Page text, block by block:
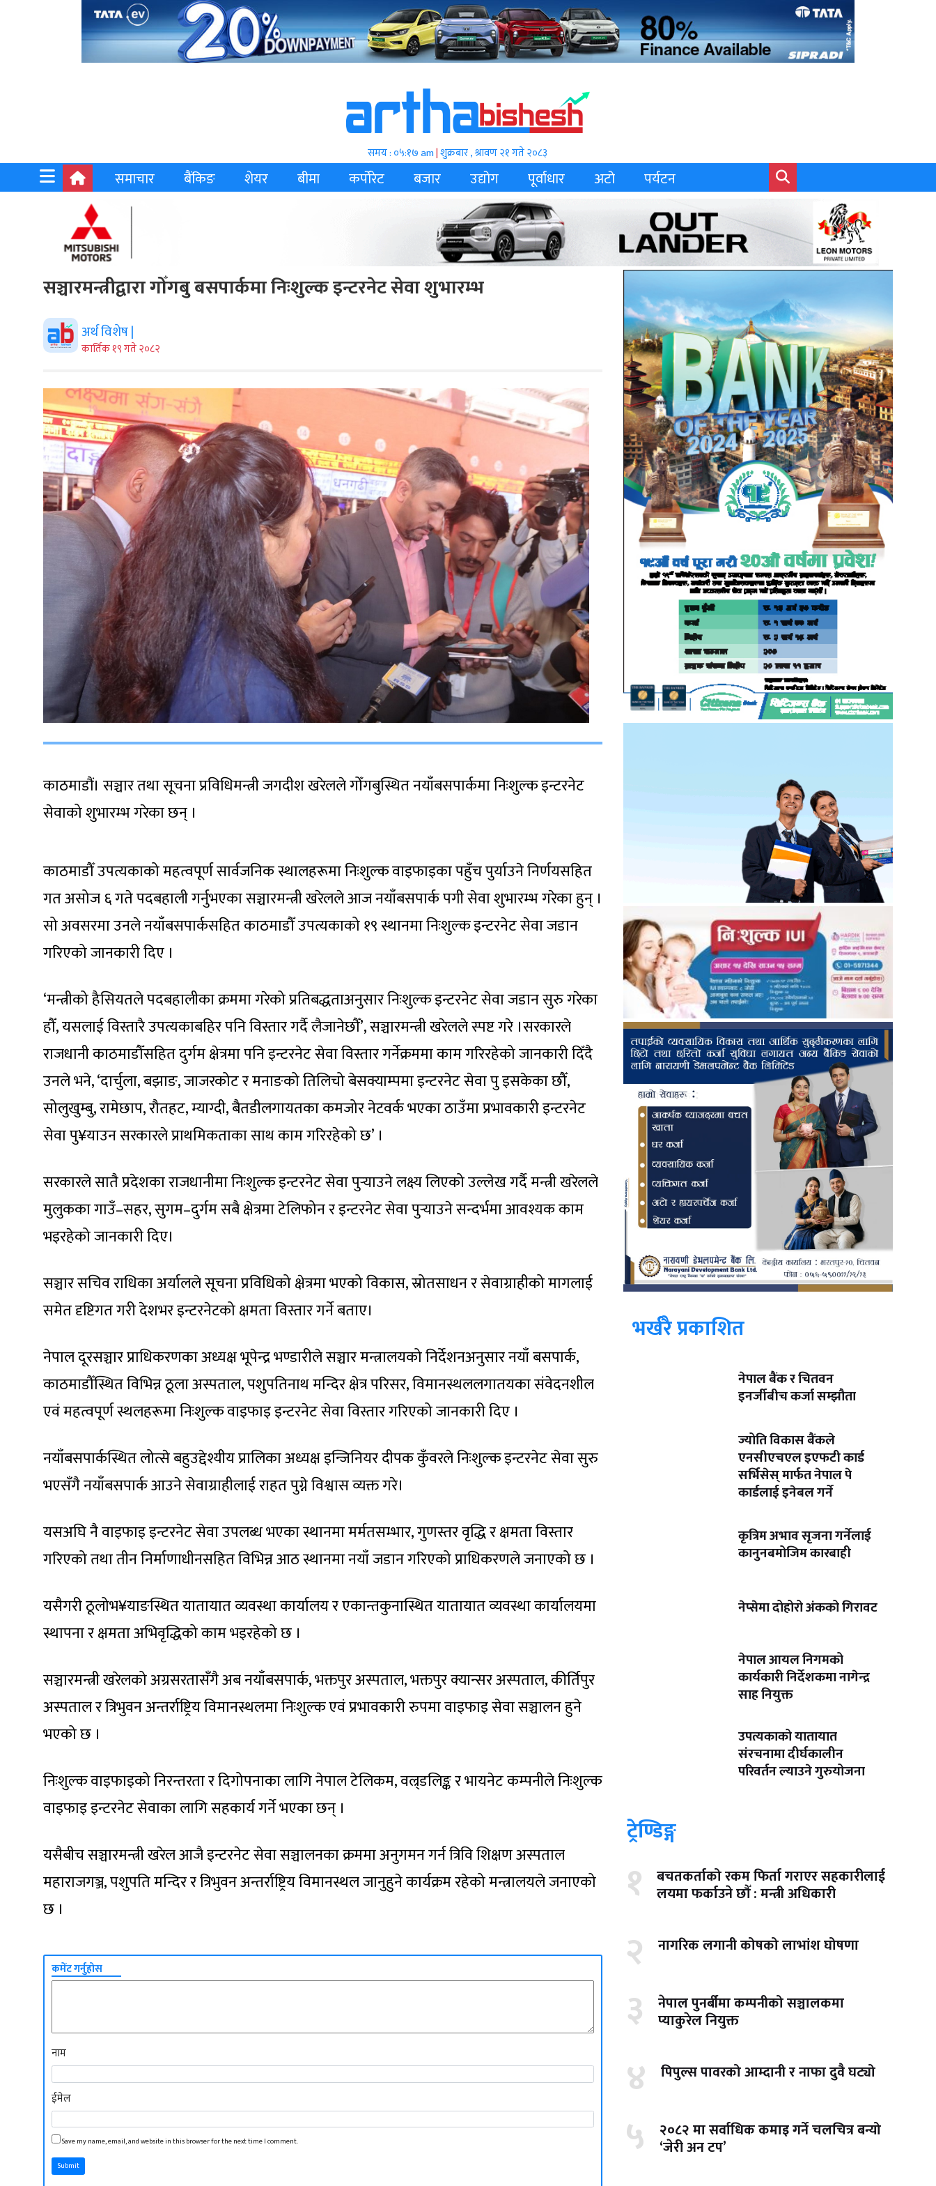
समय : ०५:१७ am|शुक्रबार , श्रावण २१ गते २०८३
समाचार बैंकिङ शेयर बीमा कर्पोरेट बजार उद्योग पूर्वाधार अटो पर्यटन
सञ्चारमन्त्रीद्वारा गोँगबु बसपार्कमा निःशुल्क इन्टरनेट सेवा शुभारम्भ
अर्थ विशेष |
कार्तिक १९ गते २०८२
काठमाडौं। सञ्चार तथा सूचना प्रविधिमन्त्री जगदीश खरेलले गोँगबुस्थित नयाँबसपार्कमा निःशुल्क इन्टरनेट
सेवाको शुभारम्भ गरेका छन् ।
काठमाडौँ उपत्यकाको महत्वपूर्ण सार्वजनिक स्थालहरूमा निःशुल्क वाइफाइका पहुँच पुर्याउने निर्णयसहित
गत असोज ६ गते पदबहाली गर्नुभएका सञ्चारमन्त्री खरेलले आज नयाँबसपार्क पगी सेवा शुभारम्भ गरेका हुन् ।
सो अवसरमा उनले नयाँबसपार्कसहित काठमाडौँ उपत्यकाको १९ स्थानमा निःशुल्क इन्टरनेट सेवा जडान
गरिएको जानकारी दिए ।
‘मन्त्रीको हैसियतले पदबहालीका क्रममा गरेको प्रतिबद्धताअनुसार निःशुल्क इन्टरनेट सेवा जडान सुरु गरेका
हौँ, यसलाई विस्तारै उपत्यकाबहिर पनि विस्तार गर्दै लैजानेछौँ’, सञ्चारमन्त्री खरेलले स्पष्ट गरे ।सरकारले
राजधानी काठमाडौँसहित दुर्गम क्षेत्रमा पनि इन्टरनेट सेवा विस्तार गर्नेक्रममा काम गरिरहेको जानकारी दिँदै
उनले भने, ‘दार्चुला, बझाङ, जाजरकोट र मनाङको तिलिचो बेसक्याम्पमा इन्टरनेट सेवा पु इसकेका छौँ,
सोलुखुम्बु, रामेछाप, रौतहट, म्याग्दी, बैतडीलगायतका कमजोर नेटवर्क भएका ठाउँमा प्रभावकारी इन्टरनेट
सेवा पु¥याउन सरकारले प्राथमिकताका साथ काम गरिरहेको छ’ ।
सरकारले सातै प्रदेशका राजधानीमा निःशुल्क इन्टरनेट सेवा पुर्‍याउने लक्ष्य लिएको उल्लेख गर्दै मन्त्री खरेलले
मुलुकका गाउँ–सहर, सुगम–दुर्गम सबै क्षेत्रमा टेलिफोन र इन्टरनेट सेवा पुर्‍याउने सन्दर्भमा आवश्यक काम
भइरहेको जानकारी दिए।
सञ्चार सचिव राधिका अर्यालले सूचना प्रविधिको क्षेत्रमा भएको विकास, स्रोतसाधन र सेवाग्राहीको मागलाई
समेत दृष्टिगत गरी देशभर इन्टरनेटको क्षमता विस्तार गर्ने बताए।
नेपाल दूरसञ्चार प्राधिकरणका अध्यक्ष भूपेन्द्र भण्डारीले सञ्चार मन्त्रालयको निर्देशनअनुसार नयाँ बसपार्क,
काठमाडौँस्थित विभिन्न ठूला अस्पताल, पशुपतिनाथ मन्दिर क्षेत्र परिसर, विमानस्थललगातयका संवेदनशील
एवं महत्वपूर्ण स्थलहरूमा निःशुल्क वाइफाइ इन्टरनेट सेवा विस्तार गरिएको जानकारी दिए ।
नयाँबसपार्कस्थित लोत्से बहुउद्देश्यीय प्रालिका अध्यक्ष इन्जिनियर दीपक कुँवरले निःशुल्क इन्टरनेट सेवा सुरु
भएसँगै नयाँबसपार्क आउने सेवाग्राहीलाई राहत पुग्ने विश्वास व्यक्त गरे।
यसअघि नै वाइफाइ इन्टरनेट सेवा उपलब्ध भएका स्थानमा मर्मतसम्भार, गुणस्तर वृद्धि र क्षमता विस्तार
गरिएको तथा तीन निर्माणाधीनसहित विभिन्न आठ स्थानमा नयाँ जडान गरिएको प्राधिकरणले जनाएको छ ।
यसैगरी ठूलोभ¥याङस्थित यातायात व्यवस्था कार्यालय र एकान्तकुनास्थित यातायात व्यवस्था कार्यालयमा
स्थापना र क्षमता अभिवृद्धिको काम भइरहेको छ ।
सञ्चारमन्त्री खरेलको अग्रसरतासँगै अब नयाँबसपार्क, भक्तपुर अस्पताल, भक्तपुर क्यान्सर अस्पताल, कीर्तिपुर
अस्पताल र त्रिभुवन अन्तर्राष्ट्रिय विमानस्थलमा निःशुल्क एवं प्रभावकारी रुपमा वाइफाइ सेवा सञ्चालन हुने
भएको छ ।
निःशुल्क वाइफाइको निरन्तरता र दिगोपनाका लागि नेपाल टेलिकम, वल्र्डलिङ्क र भायनेट कम्पनीले निःशुल्क
वाइफाइ इन्टरनेट सेवाका लागि सहकार्य गर्ने भएका छन् ।
यसैबीच सञ्चारमन्त्री खरेल आजै इन्टरनेट सेवा सञ्चालनका क्रममा अनुगमन गर्न त्रिवि शिक्षण अस्पताल
महाराजगञ्ज, पशुपति मन्दिर र त्रिभुवन अन्तर्राष्ट्रिय विमानस्थल जानुहुने कार्यक्रम रहेको मन्त्रालयले जनाएको
छ ।
कमेंट गर्नुहोस
नाम
ईमेल
Save my name, email, and website in this browser for the next time I comment.
Submit
भर्खरै प्रकाशित
नेपाल बैंक र चितवन
इनर्जीबीच कर्जा सम्झौता
ज्योति विकास बैंकले
एनसीएचएल इएफटी कार्ड
सर्भिसेस् मार्फत नेपाल पे
कार्डलाई इनेबल गर्ने
कृत्रिम अभाव सृजना गर्नेलाई
कानुनबमोजिम कारबाही
नेप्सेमा दोहोरो अंकको गिरावट
नेपाल आयल निगमको
कार्यकारी निर्देशकमा नागेन्द्र
साह नियुक्त
उपत्यकाको यातायात
संरचनामा दीर्घकालीन
परिवर्तन ल्याउने गुरुयोजना
ट्रेण्डिङ्ग
१ बचतकर्ताको रकम फिर्ता गराएर सहकारीलाई
लयमा फर्काउने छौँ : मन्त्री अधिकारी
२ नागरिक लगानी कोषको लाभांश घोषणा
३ नेपाल पुनर्बीमा कम्पनीको सञ्चालकमा
प्याकुरेल नियुक्त
४ पिपुल्स पावरको आम्दानी र नाफा दुवै घट्यो
५ २०८२ मा सर्वाधिक कमाइ गर्ने चलचित्र बन्यो
‘जेरी अन टप’